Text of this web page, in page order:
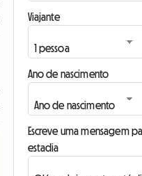
Viajante
Ano de nascimento
Escreve uma mensagem
estadia